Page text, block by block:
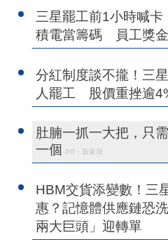
三星罷工前1小時喊卡
積電當籌碼 員工獎
分紅制度談不攏！三
人罷工 股價重挫逾
肚腩一抓一大把，只
一個
PR・新素簡
HBM交貨添變數！三
惠？記憶體供應鏈恐
兩大巨頭」迎轉單